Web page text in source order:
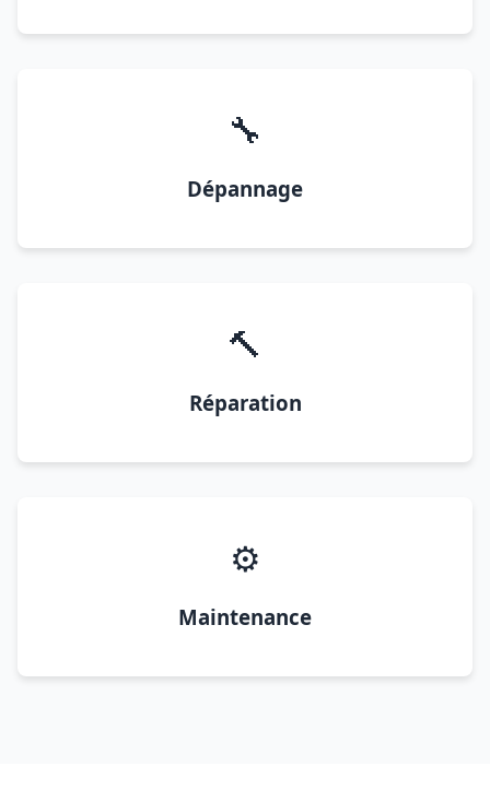
🔧
Dépannage
🔨
Réparation
⚙️
Maintenance